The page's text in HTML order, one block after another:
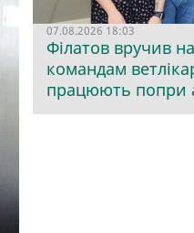
07.08.2026 18:03
Філатов вручив
командам
працюють попри